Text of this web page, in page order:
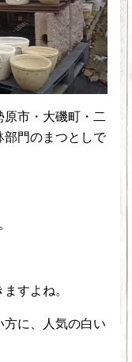
市・大磯町・二
門のまつとしで
すよね。
方に、人気の白い